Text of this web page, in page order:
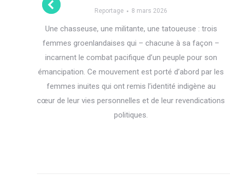
Reportage 8 mars 2026
Une chasseuse, une militante, une tatoueuse : trois
femmes groenlandaises qui – chacune à sa façon –
incarnent le combat pacifique d’un peuple pour son
émancipation. Ce mouvement est porté d’abord par les
femmes inuites qui ont remis l’identité indigène au
cœur de leur vies personnelles et de leur revendications
politiques.